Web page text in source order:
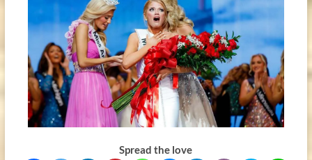
Spread the love